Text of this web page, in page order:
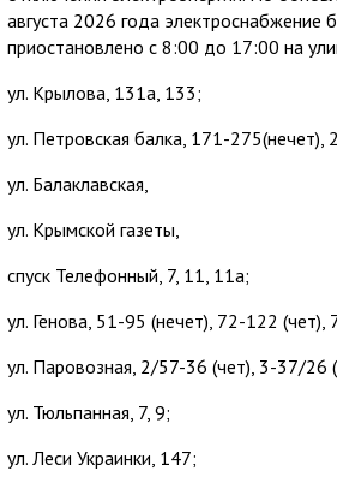
августа 2026 года электроснабжение
приостановлено с 8:00 до 17:00 на
ул. Крылова, 131а, 133;
ул. Петровская балка, 171-275(нечет),
ул. Балаклавская,
ул. Крымской газеты,
спуск Телефонный, 7, 11, 11а;
ул. Генова, 51-95 (нечет), 72-122 (чет),
ул. Паровозная, 2/57-36 (чет), 3-37/26
ул. Тюльпанная, 7, 9;
ул. Леси Украинки, 147;